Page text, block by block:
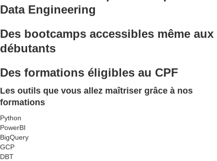
Data Engineering
Des bootcamps accessibles même aux
débutants
Des formations éligibles au CPF
Les outils que vous allez maîtriser grâce à nos
formations
Python
PowerBI
BigQuery
GCP
DBT